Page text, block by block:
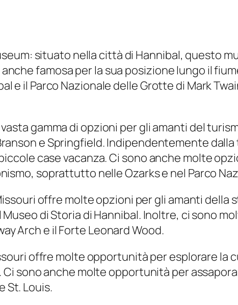
situato nella città di Hannibal, questo
famosa per la sua posizione lungo il
e il Parco Nazionale delle Grotte di Mark
gamma di opzioni per gli amanti del
e Springfield. Indipendentemente
case vacanza. Ci sono anche molte
soprattutto nelle Ozarks e nel Parco
offre molte opzioni per gli amanti della
Museo di Storia di Hannibal. Inoltre, ci sono
Arch e il Forte Leonard Wood.
offre molte opportunità per esplorare la
Ci sono anche molte opportunità per
St. Louis.